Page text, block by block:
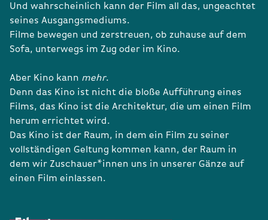
Und wahrscheinlich kann der Film all das, ungeachtet
seines Ausgangsmediums.
Filme bewegen und zerstreuen, ob zuhause auf dem
Sofa, unterwegs im Zug oder im Kino.
Aber Kino kann mehr.
Denn das Kino ist nicht die bloße Aufführung eines
Films, das Kino ist die Architektur, die um einen Film
herum errichtet wird.
Das Kino ist der Raum, in dem ein Film zu seiner
vollständigen Geltung kommen kann, der Raum in
dem wir Zuschauer*innen uns in unserer Gänze auf
einen Film einlassen.